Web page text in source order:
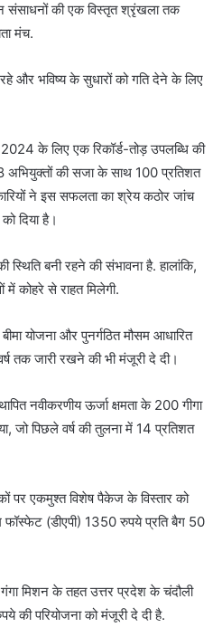
संसाधनों की एक विस्तृत श्रृंखला तक
मंच.
रहे और भविष्य के सुधारों को गति देने के लिए
के लिए एक रिकॉर्ड-तोड़ उपलब्धि की
अभियुक्तों की सजा के साथ 100 प्रतिशत
ने इस सफलता का श्रेय कठोर जांच
दिया है।
बनी रहने की संभावना है. हालांकि,
कोहरे से राहत मिलेगी.
योजना और पुनर्गठित मौसम आधारित
तक जारी रखने की भी मंजूरी दे दी।
नवीकरणीय ऊर्जा क्षमता के 200 गीगा
जो पिछले वर्ष की तुलना में 14 प्रतिशत
पर एकमुश्त विशेष पैकेज के विस्तार को
फॉस्फेट (डीएपी) 1350 रुपये प्रति बैग 50
मिशन के तहत उत्तर प्रदेश के चंदौली
की परियोजना को मंजूरी दे दी है.